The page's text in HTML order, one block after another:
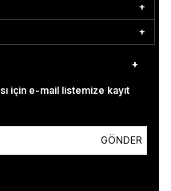
için e-mail listemize kayıt
GÖNDER